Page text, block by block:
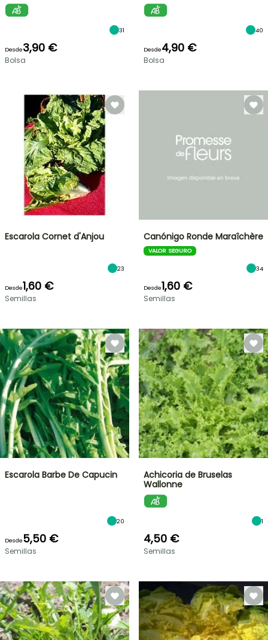
31
Desde3,90 €
Bolsa
40
Desde4,90 €
Bolsa
Escarola Cornet d'Anjou
23
Desde1,60 €
Semillas
Canónigo Ronde Maraîchère
VALOR SEGURO
34
Desde1,60 €
Semillas
Escarola Barbe De Capucin
20
Desde5,50 €
Semillas
Achicoria de Bruselas
Wallonne
1
4,50 €
Semillas